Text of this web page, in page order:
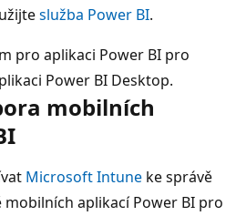
služba Power BI.
pro aplikaci Power BI pro
Power BI Desktop.
mobilních
Microsoft Intune ke správě
mobilních aplikací Power BI pro